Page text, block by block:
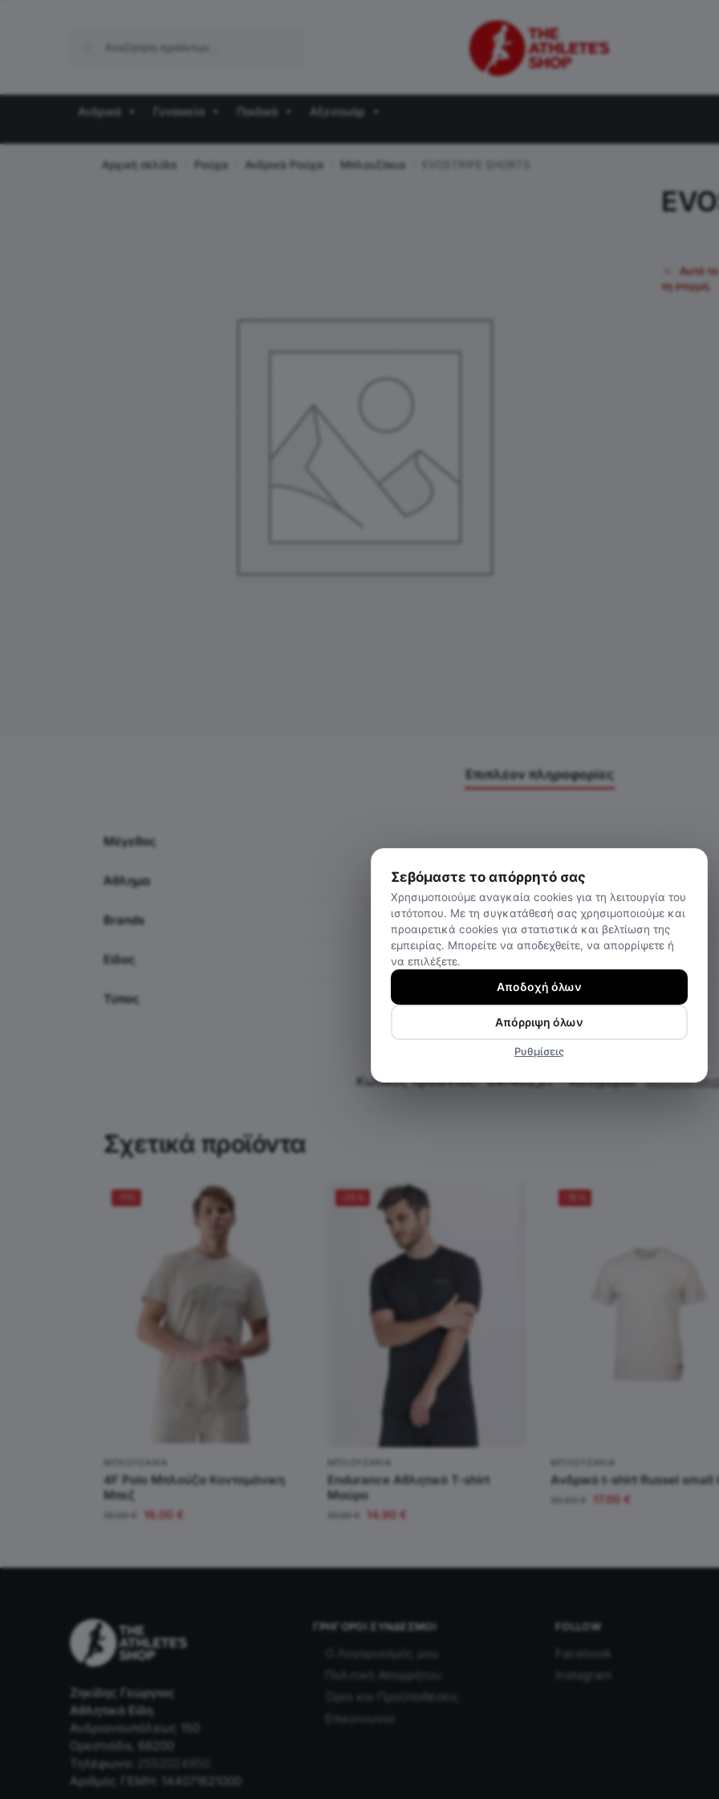
Ανδρικά Γυναικεία Παιδικά Αξεσουάρ
Αρχική σελίδα Ρούχα Ανδρικά Ρούχα Μπλουζάκια
Αυτό
τη στιγμή.
Επιπλέον πληροφορίες
Μέγεθος
Άθλημα
Brands
Είδος
Τύπος
Κωδικός προϊόντος: 847403_01 Κατηγορία:
Σχετικά προϊόντα
4F Polo Μπλούζα Κοντομάνικη
Μπεζ
16.00 €
Endurance Αθλητικό T-shirt
Μαύρο
14.90 €
Aνδρικό t-shirt Russel small
17.00€
Ζηκίδης Γεώργιος
Αθλητικά Είδη
Ανδριανουπόλεως 150
Ορεστιάδα, 68200
Τηλέφωνο:
Αριθμός ΓΕΜΗ: 144071621000
ΓΡΉΓΟΡΟΙ ΣΎΝΔΕΣΜΟΙ
Πολιτική Απορρήτου
Όροι και Προϋποθέσεις
Επικοινωνία
FOLLOW
Facebook
Instagram
Σεβόμαστε το απόρρητό σας
Χρησιμοποιούμε αναγκαία cookies για τη λειτουργία του
ιστότοπου. Με τη συγκατάθεσή σας χρησιμοποιούμε και
προαιρετικά cookies για στατιστικά και βελτίωση της
εμπειρίας. Μπορείτε να αποδεχθείτε, να απορρίψετε ή
να επιλέξετε.
Αποδοχή όλων
Απόρριψη όλων
Ρυθμίσεις